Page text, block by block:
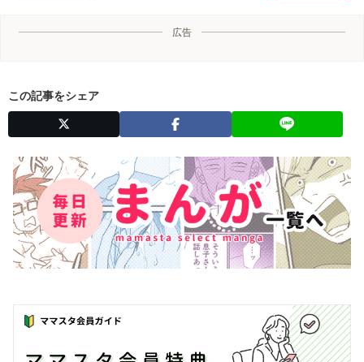
広告
この記事をシェア